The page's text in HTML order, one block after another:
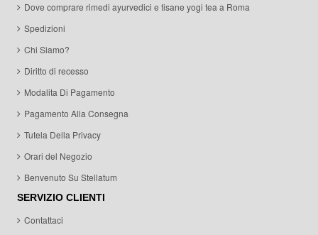
Dove comprare rimedi ayurvedici e tisane yogi tea a Roma
Spedizioni
Chi Siamo?
Diritto di recesso
Modalita Di Pagamento
Pagamento Alla Consegna
Tutela Della Privacy
Orari del Negozio
Benvenuto Su Stellatum
SERVIZIO CLIENTI
Contattaci